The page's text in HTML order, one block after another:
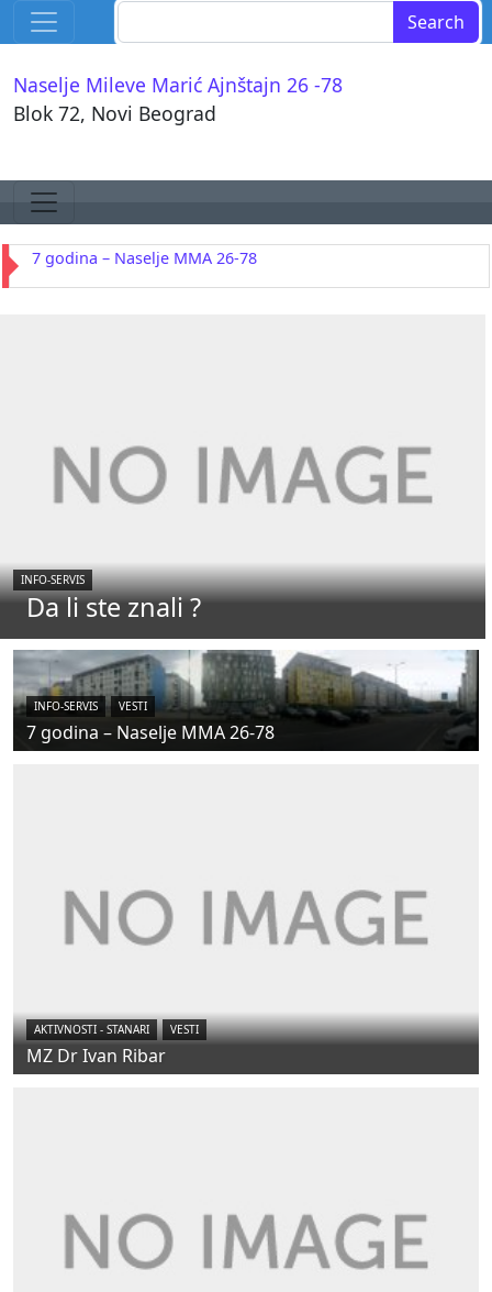
Skip to content
Main Navigation
Search for:
Naselje Mileve Marić Ajnštajn 26 -78
Blok 72, Novi Beograd
Skip to content
Main Navigation
7 godina – Naselje MMA 26-78
INFO-SERVIS
Da li ste znali ?
INFO-SERVIS VESTI
7 godina – Naselje MMA 26-78
AKTIVNOSTI - STANARI VESTI
MZ Dr Ivan Ribar